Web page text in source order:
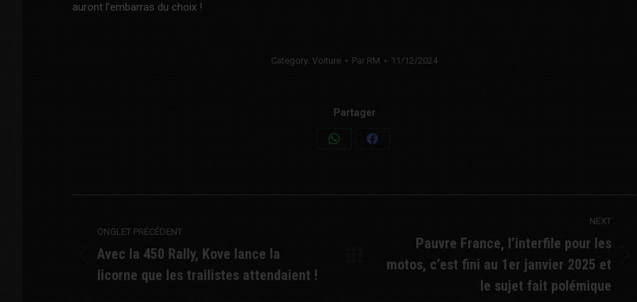
auront l’embarras du choix !
Category: Voiture Par RM 11/12/2024
Partager
Share
Share
navigation
ONGLET PRÉCÉDENT
Previous
post:
Avec la 450 Rally, Kove lance la
licorne que les trailistes attendaient !
NEXT
Next
Pauvre France, l’interfile pour les
motos, c’est fini au 1er janvier 2025 et
le sujet fait polémique